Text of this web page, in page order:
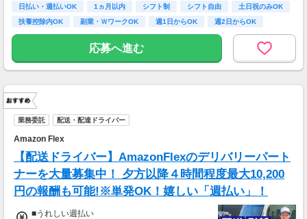
★日払いも可能！
振込手数料は会社負担！
利用手数料は驚きの”無料”！
【交通費】
日払い・週払いOK 1ヵ月以内 シフト制 シフト自由
土日祝のみOK
扶養控除内OK
副業・ＷワークOK 週1日からOK 週2日からOK
応募へ進む
業務委託 配送・配達ドライバー
Amazon Flex
【配送ドライバー】AmazonFlexのデリバリーパート
ナーを大量募集中！ 夕方以降４時間程度最大10,200
円の報酬も可能!※単発OK！嬉しい「週払い」！
■うれしい週払い